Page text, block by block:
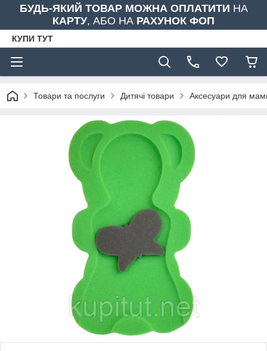
БУДЬ-ЯКИЙ ТОВАР МОЖНА ОПЛАТИТИ НА
КАРТУ, АБО НА РАХУНОК ФОП
КУПИ ТУТ
Товари та послуги Дитячі товари Аксесуари для